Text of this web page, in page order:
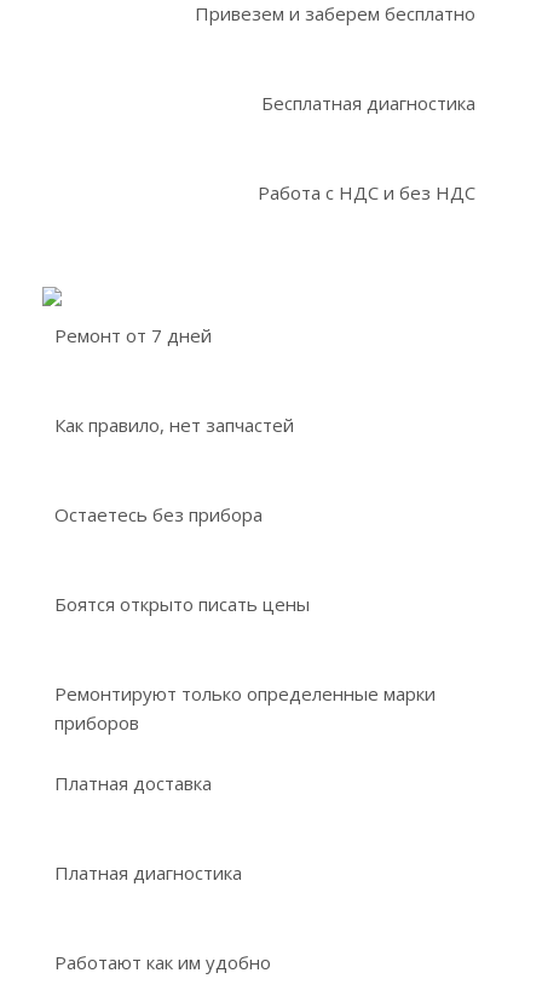
Привезем и заберем бесплатно
Бесплатная диагностика
Работа с НДС и без НДС
Ремонт от 7 дней
Как правило, нет запчастей
Остаетесь без прибора
Боятся открыто писать цены
Ремонтируют только определенные марки
приборов
Платная доставка
Платная диагностика
Работают как им удобно